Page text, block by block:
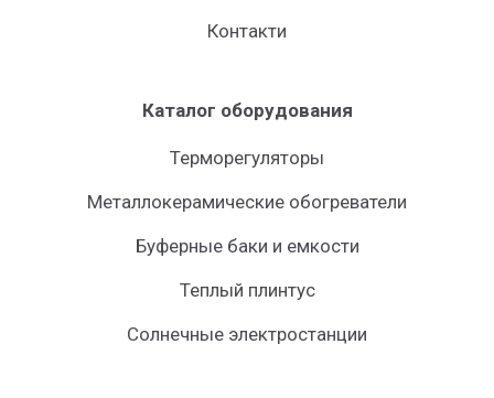
Контакти
Каталог оборудования
Терморегуляторы
Металлокерамические обогреватели
Буферные баки и емкости
Теплый плинтус
Солнечные электростанции